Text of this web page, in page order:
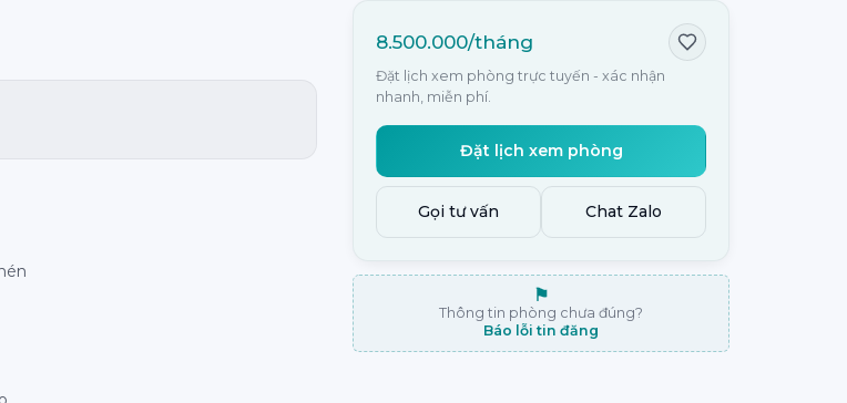
8.500.000/tháng
Đặt lịch xem phòng trực tuyến - xác nhận
nhanh, miễn phí.
Đặt lịch xem phòng
Gọi tư vấn Chat Zalo
⚑
Thông tin phòng chưa đúng?
Báo lỗi tin đăng